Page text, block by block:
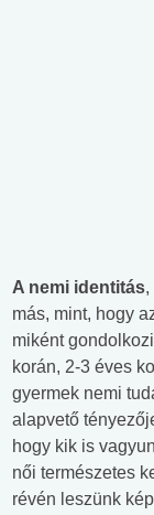
A nemi identitás,
más, mint, hogy
miként
korán, 2-3 éves
gyermek nemi
alapvető
hogy kik is
női természetes
révén leszünk